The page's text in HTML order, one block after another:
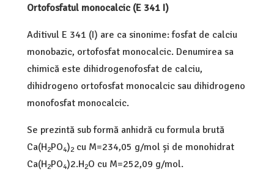
Ortofosfatul monocalcic (E 341 I)
Aditivul E 341 (I) are ca sinonime: fosfat de calciu
monobazic, ortofosfat monocalcic. Denumirea sa
chimică este dihidrogenofosfat de calciu,
dihidrogeno ortofosfat monocalcic sau dihidrogeno
monofosfat monocalcic.
Se prezintă sub formă anhidră cu formula brută
Ca(H2PO4)2 cu M=234,05 g/mol și de monohidrat
Ca(H2PO4)2.H2O cu M=252,09 g/mol.